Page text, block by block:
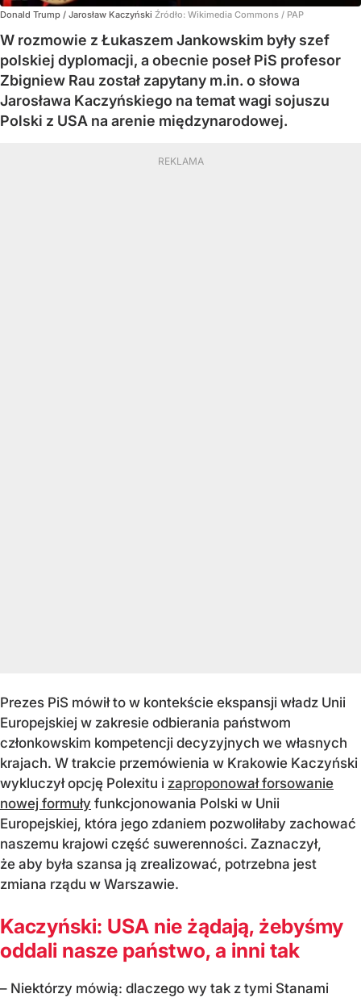
Donald Trump / Jarosław Kaczyński Źródło: Wikimedia Commons / PAP
W rozmowie z Łukaszem Jankowskim były szef
polskiej dyplomacji, a obecnie poseł PiS profesor
Zbigniew Rau został zapytany m.in. o słowa
Jarosława Kaczyńskiego na temat wagi sojuszu
Polski z USA na arenie międzynarodowej.
Prezes PiS mówił to w kontekście ekspansji władz Unii
Europejskiej w zakresie odbierania państwom
członkowskim kompetencji decyzyjnych we własnych
krajach. W trakcie przemówienia w Krakowie Kaczyński
wykluczył opcję Polexitu i zaproponował forsowanie
nowej formuły funkcjonowania Polski w Unii
Europejskiej, która jego zdaniem pozwoliłaby zachować
naszemu krajowi część suwerenności. Zaznaczył,
że aby była szansa ją zrealizować, potrzebna jest
zmiana rządu w Warszawie.
Kaczyński: USA nie żądają, żebyśmy
oddali nasze państwo, a inni tak
– Niektórzy mówią: dlaczego wy tak z tymi Stanami